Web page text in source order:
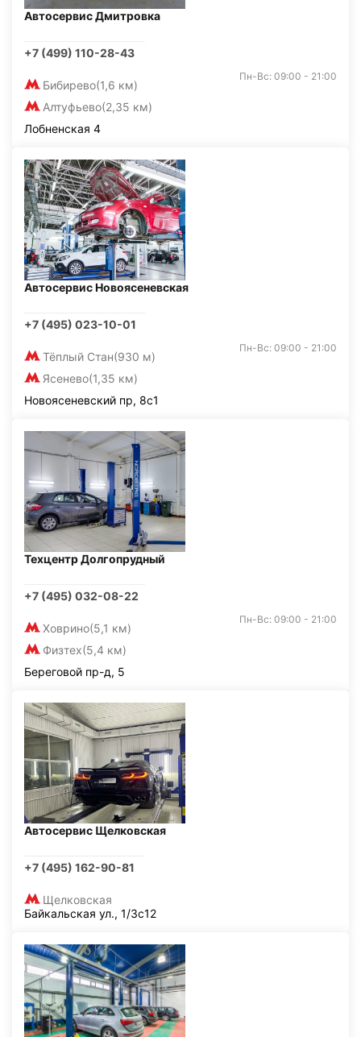
Автосервис Дмитровка
+7 (499) 110-28-43
Бибирево(1,6 км)
Алтуфьево(2,35 км)
Пн-Вс: 09:00 - 21:00
Лобненская 4
Автосервис Новоясеневская
+7 (495) 023-10-01
Тёплый Стан(930 м)
Ясенево(1,35 км)
Пн-Вс: 09:00 - 21:00
Новоясеневский пр, 8с1
Техцентр Долгопрудный
+7 (495) 032-08-22
Ховрино(5,1 км)
Физтех(5,4 км)
Пн-Вс: 09:00 - 21:00
Береговой пр-д, 5
Автосервис Щелковская
+7 (495) 162-90-81
Щелковская
Байкальская ул., 1/3с12